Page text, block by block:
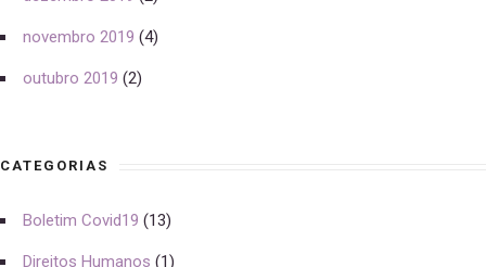
novembro 2019 (4)
outubro 2019 (2)
CATEGORIAS
Boletim Covid19 (13)
Direitos Humanos (1)